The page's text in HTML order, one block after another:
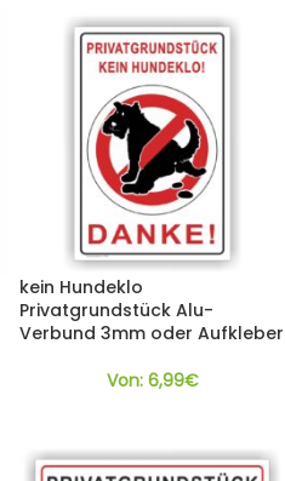
kein Hundeklo
Privatgrundstück Alu-
Verbund 3mm oder Aufkleber
Von: 6,99€